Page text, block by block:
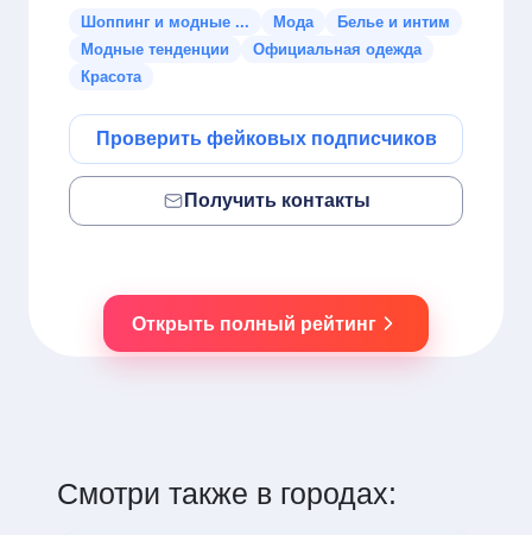
Шоппинг и модные ... Мода
Белье и интим
Модные тенденции
Официальная одежда
Красота
Проверить фейковых подписчиков
Получить контакты
Открыть полный рейтинг
Смотри также в городах: